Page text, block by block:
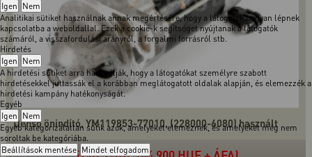
Igen Nem
Analitikai sütiket használnak annak megértésére, hogy a látogatók hogyan lépnek
kapcsolatba a weboldallal. Ezek a cookie-k segítséget nyújtanak a látogatók
számáról, a visszafordulási arányról, a forgalmi forrásról stb.
Hirdetés
Igen Nem
A hirdetési sütiket arra használják, hogy a látogatókat személyre szabott
hirdetésekkel juttassák el a korábban meglátogatott oldalak alapján, és elemezzék a
hirdetési kampány hatékonyságát.
Egyéb
Igen Nem
Egyéb kategorizálatlan sütik azok, amelyeket elemeznek, és amelyeket még nem
soroltak be kategóriába.
Beállítások mentése Mindet elfogadom
Denso önindító, YM119853-77010, (228000-6080) használt